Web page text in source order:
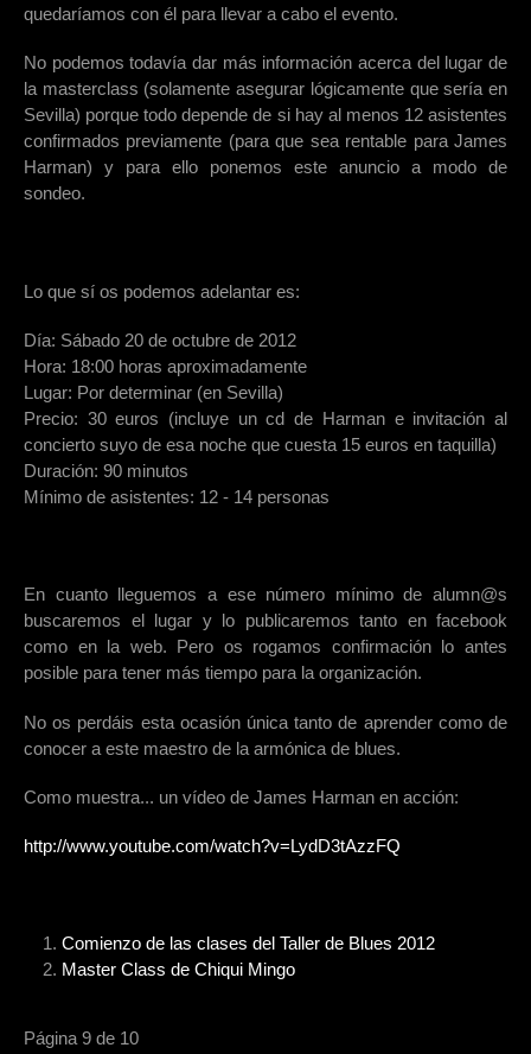
quedaríamos con él para llevar a cabo el evento.
No podemos todavía dar más información acerca del lugar de
la masterclass (solamente asegurar lógicamente que sería en
Sevilla) porque todo depende de si hay al menos 12 asistentes
confirmados previamente (para que sea rentable para James
Harman) y para ello ponemos este anuncio a modo de
sondeo.
Lo que sí os podemos adelantar es:
Día: Sábado 20 de octubre de 2012
Hora: 18:00 horas aproximadamente
Lugar: Por determinar (en Sevilla)
Precio: 30 euros (incluye un cd de Harman e invitación al
concierto suyo de esa noche que cuesta 15 euros en taquilla)
Duración: 90 minutos
Mínimo de asistentes: 12 - 14 personas
En cuanto lleguemos a ese número mínimo de alumn@s
buscaremos el lugar y lo publicaremos tanto en facebook
como en la web. Pero os rogamos confirmación lo antes
posible para tener más tiempo para la organización.
No os perdáis esta ocasión única tanto de aprender como de
conocer a este maestro de la armónica de blues.
Como muestra... un vídeo de James Harman en acción:
http://www.youtube.com/watch?v=LydD3tAzzFQ
Comienzo de las clases del Taller de Blues 2012
Master Class de Chiqui Mingo
Página 9 de 10